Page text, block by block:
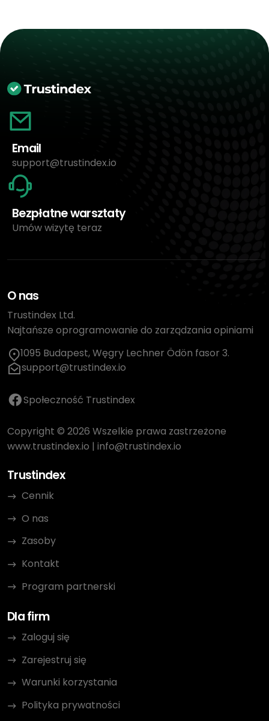
Email
support@trustindex.io
Bezpłatne warsztaty
Umów wizytę teraz
O nas
Trustindex Ltd.
Najtańsze oprogramowanie do zarządzania opiniami
1095 Budapest, Węgry Lechner Ödön fasor 3.
support@trustindex.io
Społeczność Trustindex
Copyright © 2026 Wszelkie prawa zastrzeżone
www.trustindex.io | info@trustindex.io
Trustindex
Cennik
O nas
Zasoby
Kontakt
Program partnerski
Dla firm
Zaloguj się
Zarejestruj się
Warunki korzystania
Polityka prywatności